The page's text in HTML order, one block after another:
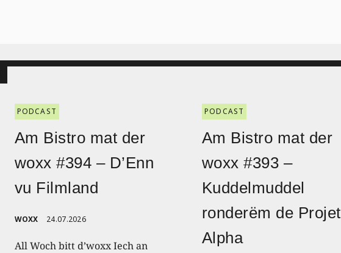
PODCAST
Am Bistro mat der
woxx #394 – D’Enn
vu Filmland
WOXX 24.07.2026
All Woch bitt d’woxx Iech an
PODCAST
Am Bistro mat der
woxx #393 –
Kuddelmuddel
ronderëm de Projet
Alpha